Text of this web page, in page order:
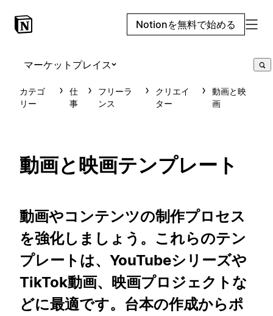
Notionを無料で始める
マーケットプレイス
カテゴ
リー
仕
事
フリーラ
ンス
クリエイ
ター
動画と映
画
動画と映画テンプレート
動画やコンテンツの制作プロセス
を強化しましょう。これらのテン
プレートは、YouTubeシリーズや
TikTok動画、映画プロジェクトな
どに最適です。台本の作成からポ